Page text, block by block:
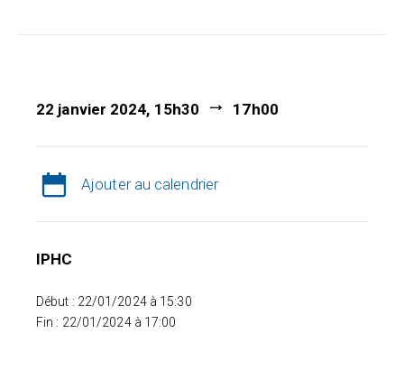
22 janvier 2024, 15h30 17h00
Ajouter au calendrier
IPHC
Début : 22/01/2024 à 15:30
Fin : 22/01/2024 à 17:00